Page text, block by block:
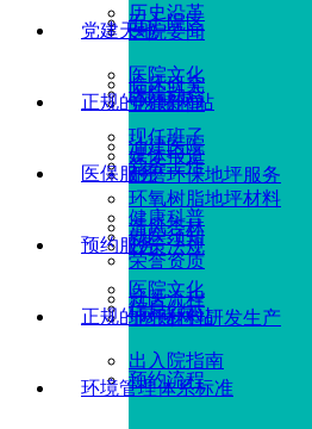
历史沿革
医院文化
现任班子
环氧树脂地坪材料
荣誉资质
五七院区
临床研究
油建医院
医院要闻
医院动态
媒体报道
健康科普
党建天地
党建新闻
党务工作
清风杏林
医院文化
正规的网赌网站
耐磨环保地坪服务
就医须知
就医流程
出入院指南
医保服务
政策法规
信息公示
预约服务
地坪材料研发生产
预约流程
正规的网赌网站
环境管理体系标准